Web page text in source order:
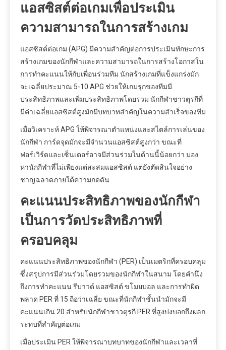
แอสซิสต์ต่อเกมเพื่อประเมิน
ความสามารถในการสร้างเกม
แอสซิสต์ต่อเกม (APG) มีความสำคัญต่อการประเมินทักษะการ
สร้างเกมของนักกีฬาและความสามารถในการสร้างโอกาสใน
การทำคะแนนให้กับเพื่อนร่วมทีม นักสร้างเกมที่แข็งแกร่งมัก
จะเฉลี่ยประมาณ 5-10 APG ช่วยให้เกมรุกของทีมมี
ประสิทธิภาพและเพิ่มประสิทธิภาพโดยรวม นักกีฬาชาวตุรกีที่
มีค่าเฉลี่ยแอสซิสต์สูงมักมีบทบาทสำคัญในความสำเร็จของทีม
เมื่อวิเคราะห์ APG ให้พิจารณาตำแหน่งและสไตล์การเล่นของ
นักกีฬา การ์ดจุดมักจะมีจำนวนแอสซิสต์สูงกว่า ขณะที่
ฟอร์เวิร์ดและเซ็นเตอร์อาจมีส่วนร่วมในด้านนี้น้อยกว่า มอง
หานักกีฬาที่ไม่เพียงแต่สะสมแอสซิสต์ แต่ยังตัดสินใจอย่าง
ชาญฉลาดภายใต้ความกดดัน
คะแนนประสิทธิภาพของนักกีฬา
เป็นการวัดประสิทธิภาพที่
ครอบคลุม
คะแนนประสิทธิภาพของนักกีฬา (PER) เป็นเมตริกที่ครอบคลุม
ซึ่งสรุปการมีส่วนร่วมโดยรวมของนักกีฬาในสนาม โดยคำนึง
ถึงการทำคะแนน รีบาวด์ แอสซิสต์ ขโมยบอล และการทำผิด
พลาด PER ที่ 15 ถือว่าเฉลี่ย ขณะที่นักกีฬาชั้นนำมักจะมี
คะแนนเกิน 20 สำหรับนักกีฬาชาวตุรกี PER ที่สูงบ่งบอกถึงผลก
ระทบที่สำคัญต่อเกม
เมื่อประเมิน PER ให้พิจารณาบทบาทของนักกีฬาและเวลาที่